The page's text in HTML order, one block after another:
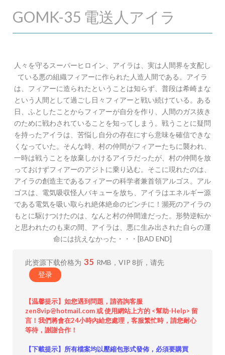
GOMK-35 電送人アイラ
人々を守るスーパーヒロイン、アイラは、実は人間界を支配し
ている悪の組織フィアーに作られた人造人間である。アイラ
は、フィアーに造られたということは知らず、普段は希崎まな
という人間として過ごし日々フィアーと戦い続けている。ある
日、ふとしたことからフィアーが自分を作り、人間のガス抜き
のために戦わされていることを知ってしまう。戦うことに疑問
を持ったアイラは、苦悩し自分の存在にすら意味を確信できな
くなっていた。そんな時、村の仲間がフィアーたちに襲われ、
一時は戦うことを放棄しかけるアイラだったが、村の仲間を放
っておけずフィアーのアジトに乗り込む。そこに現れたのは、
アイラの創造主であるフィアーの科学者兼首領アルゴス。アル
ゴスは、電気吸収怪人バキューを放ち、アイラはエネルギー源
である電気を吸い取られ絶体絶命のピンチに！瀕死のアイラの
もとに駆けつけたのは、なんと村の仲間達だった。形勢逆転か
と思われたのも束の間、アイラは、悪に生み出された自らの運
命には抗えなかった・・・[BAD END]
此资源下载价格为 35 RMB，VIP 8折，请先
登录
【温馨提示】如您遇到問題，請咨詢客服
zen8vip@hotmail.com 或 使用網站上方的 <幫助-Help> 留
言！我們將會在24小時內給您處理，客服繁忙時，請您耐心
等待，謝謝合作！
【下載提示】所有檔案均以壓縮包形式發佈，必須要購買